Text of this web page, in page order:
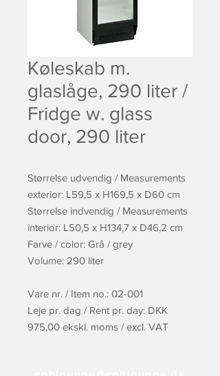
Køleskab m.
glaslåge, 290 liter /
Fridge w. glass
door, 290 liter
Størrelse udvendig / Measurements
exterior: L59,5 x H169,5 x D60 cm
Størrelse indvendig / Measurements
interior: L50,5 x H134,7 x D46,2 cm
Farve / color: Grå / grey
Volume: 290 liter
Vare nr. / Item no.: 02-001
Leje pr. dag / Rent pr. day: DKK
975,00 ekskl. moms / excl. VAT